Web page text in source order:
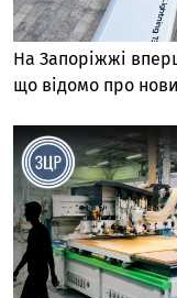
На Запоріжжі
що відомо про